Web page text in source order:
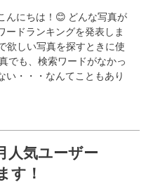
んにちは！😊 どんな写真が
ードランキングを発表しま
欲しい写真を探すときに使
でも、検索ワードがなかっ
い・・・なんてこともあり
人気ユーザー
す！